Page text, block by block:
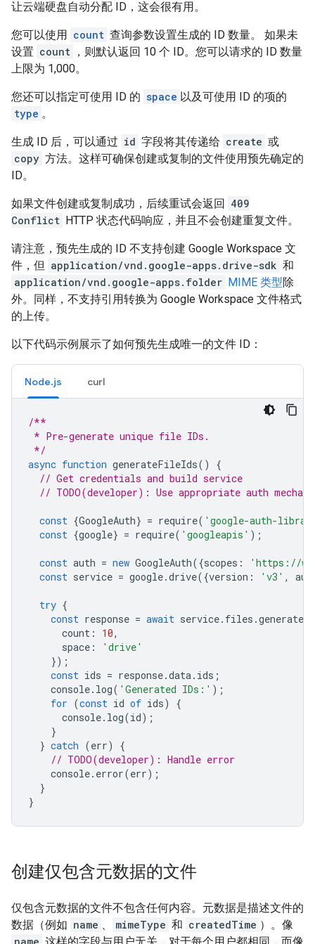
让云端硬盘自动分配 ID，这会很有用。
您可以使用 count 查询参数设置生成的 ID 数量。 如果未
设置 count ，则默认返回 10 个 ID。您可以请求的 ID 数量
上限为 1,000。
您还可以指定可使用 ID 的 space 以及可使用 ID 的项的
type 。
生成 ID 后，可以通过 id 字段将其传递给 create 或
copy 方法。这样可确保创建或复制的文件使用预先确定的
ID。
如果文件创建或复制成功，后续重试会返回 409
Conflict HTTP 状态代码响应，并且不会创建重复文件。
请注意，预先生成的 ID 不支持创建 Google Workspace 文
件，但 application/vnd.google-apps.drive-sdk 和
application/vnd.google-apps.folder MIME 类型除
外。同样，不支持引用转换为 Google Workspace 文件格式
的上传。
以下代码示例展示了如何预先生成唯一的文件 ID：
Node.js curl
/**
* Pre-generate unique file IDs.
*/
async function generateFileIds()
{
// Get credentials and build service
// TODO(developer): Use appropriate auth
const {GoogleAuth} = require( 'google-auth-
const {google} = require( 'googleapis' );
const auth = new GoogleAuth({scopes :
'https://
const service = google.drive({version : 'v3' ,
try {
const response = await service. files .
count : 10,
space :
'drive'
});
const ids = response.data. ids ;
console. log( 'Generated IDs:' );
for (const id of ids)
{
console. log(id);
}
} catch (err)
{
// TODO(developer): Handle error
console. error(err);
}
}
创建仅包含元数据的文件
仅包含元数据的文件不包含任何内容。元数据是描述文件的
数据（例如 name 、 mimeType 和 createdTime ）。像